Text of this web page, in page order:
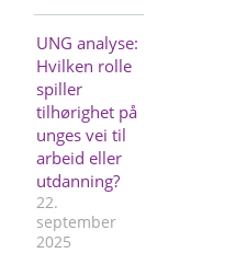
UNG analyse:
Hvilken rolle
spiller
tilhørighet på
unges vei til
arbeid eller
utdanning?
22.
september
2025